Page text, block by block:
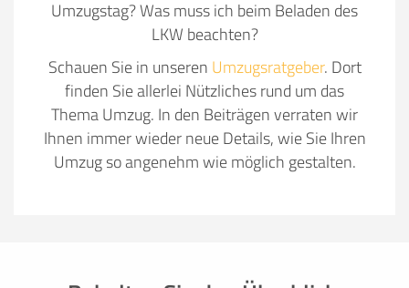
Umzugstag? Was muss ich beim Beladen des
LKW beachten?
Schauen Sie in unseren Umzugsratgeber. Dort
finden Sie allerlei Nützliches rund um das
Thema Umzug. In den Beiträgen verraten wir
Ihnen immer wieder neue Details, wie Sie Ihren
Umzug so angenehm wie möglich gestalten.